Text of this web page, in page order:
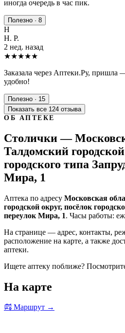
иногда очередь в час пик.
Полезно · 8
Н
Н. Р.
2 нед. назад
★★★★★
Заказала через Аптеки.Ру, пришла
удобно!
Полезно · 15
Показать все 124 отзыва
ОБ АПТЕКЕ
Столички —
Талдомский
городского типа
Мира, 1
Аптека по адресу Московская
городской округ, посёлок
переулок Мира, 1. Часы работы:
На странице — адрес, контакты,
расположение на карте, а также
аптеки.
Ищете аптеку поближе?
На карте
Маршрут →